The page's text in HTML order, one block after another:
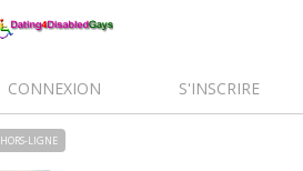
CONNEXION S'INSCRIRE
HORS-LIGNE